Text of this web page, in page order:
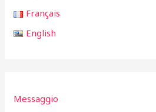
Français
English
Messaggio